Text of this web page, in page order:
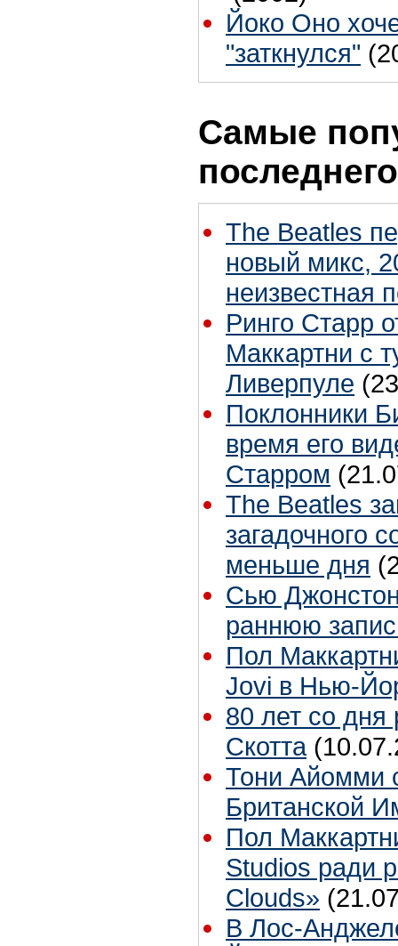
Йоко Оно
"заткнулся"
Самые
The Beatles
новый микс,
неизвестная
Ринго Старр
Маккартни с
Ливерпуле
Поклонники
время его
Старром
The Beatles
загадочного
меньше дня
Сью
раннюю
Пол
Jovi в Нью-
80 лет со
Скотта
Тони Айомми
Британской
Пол
Studios ради
Clouds»
В Лос-